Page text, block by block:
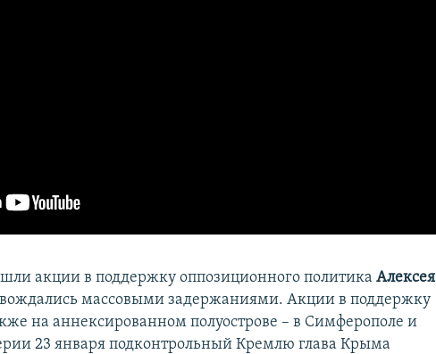
акции в поддержку оппозиционного политикаАлексея
массовыми задержаниями. Акции в поддержку
на аннексированном полуострове – в Симферополе и
23 января подконтрольный Кремлю глава Крыма